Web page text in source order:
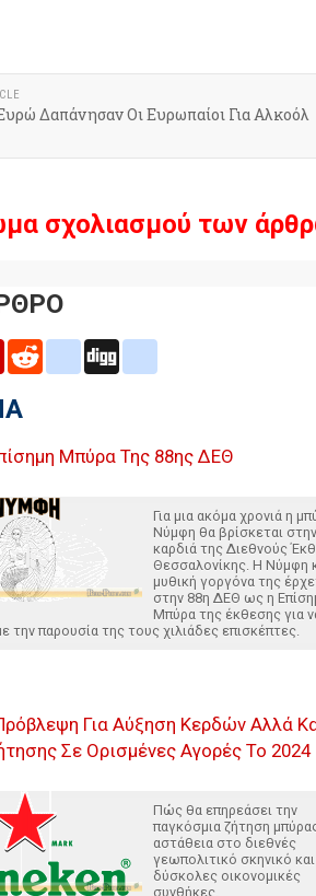
Δαπάνησαν Οι Ευρωπαίοι Για Αλκοόλ
σχολιασμού των
FlipboardRedditdelicious
Μπύρα Της 88ης ΔΕΘ
Για μια ακόμα χρονιά η
Νύμφη θα βρίσκεται στην
καρδιά της Διεθνούς
Θεσσαλονίκης. Η Νύμφη
μυθική γοργόνα της
στην 88η ΔΕΘ ως η
Μπύρα της έκθεσης για
την παρουσία της τους χιλιάδες επισκέπτες.
Για Αύξηση Κερδών Αλλά
Σε Ορισμένες Αγορές Το 2024
Πώς θα επηρεάσει την
παγκόσμια ζήτηση
αστάθεια στο διεθνές
γεωπολιτικό σκηνικό και
δύσκολες οικονομικές
συνθήκες.